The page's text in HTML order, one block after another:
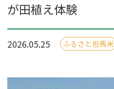
が田植え体験
2026.05.25 ふるさと但馬米